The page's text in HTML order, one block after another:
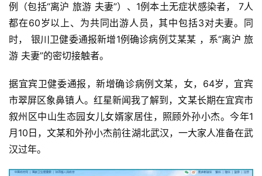
例（包括“离沪 旅游 夫妻”）、1例本土无症状感染者， 7人
都在60岁以上、为共同出游人员，其中包括3对夫妻。同
时， 银川卫健委通报新增1例确诊病例艾某某 ，系“离沪 旅
游 夫妻”的密切接触者。
据宜宾卫健委通报，新增确诊病例文某，女，64岁，宜宾
市翠屏区象鼻镇人。红星新闻我了解到，文某长期在宜宾市
叙州区中山生态园女儿女婿家居住，照顾外孙小杰。今年1
月10日，文某和外孙小杰前往湖北武汉，一大家人准备在武
汉过年。